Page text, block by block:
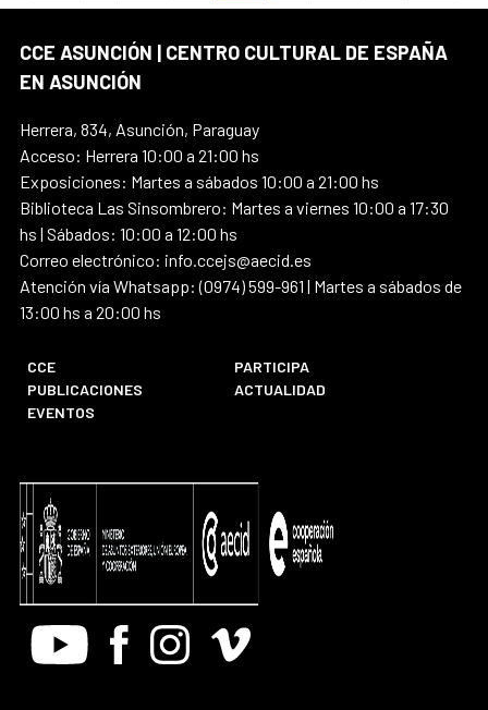
CCE ASUNCIÓN | CENTRO CULTURAL DE ESPAÑA
EN ASUNCIÓN
Herrera, 834, Asunción, Paraguay
Acceso: Herrera 10:00 a 21:00 hs
Exposiciones: Martes a sábados 10:00 a 21:00 hs
Biblioteca Las Sinsombrero: Martes a viernes 10:00 a 17:30
hs | Sábados: 10:00 a 12:00 hs
Correo electrónico: info.ccejs@aecid.es
Atención vía Whatsapp: (0974) 599-961 | Martes a sábados de
13:00 hs a 20:00 hs
CCE
PARTICIPA
PUBLICACIONES
ACTUALIDAD
EVENTOS
Youtube FacebookInstagram
Vimeo